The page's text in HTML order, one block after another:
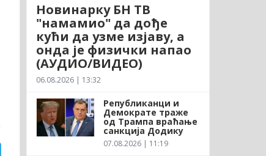
Новинарку БН ТВ
"намамио" да дође
кући да узме изјаву, а
онда је физички напао
(АУДИО/ВИДЕО)
06.08.2026 | 13:32
Републиканци и
Демократе траже
од Трампа враћање
санкција Додику
07.08.2026 | 11:19